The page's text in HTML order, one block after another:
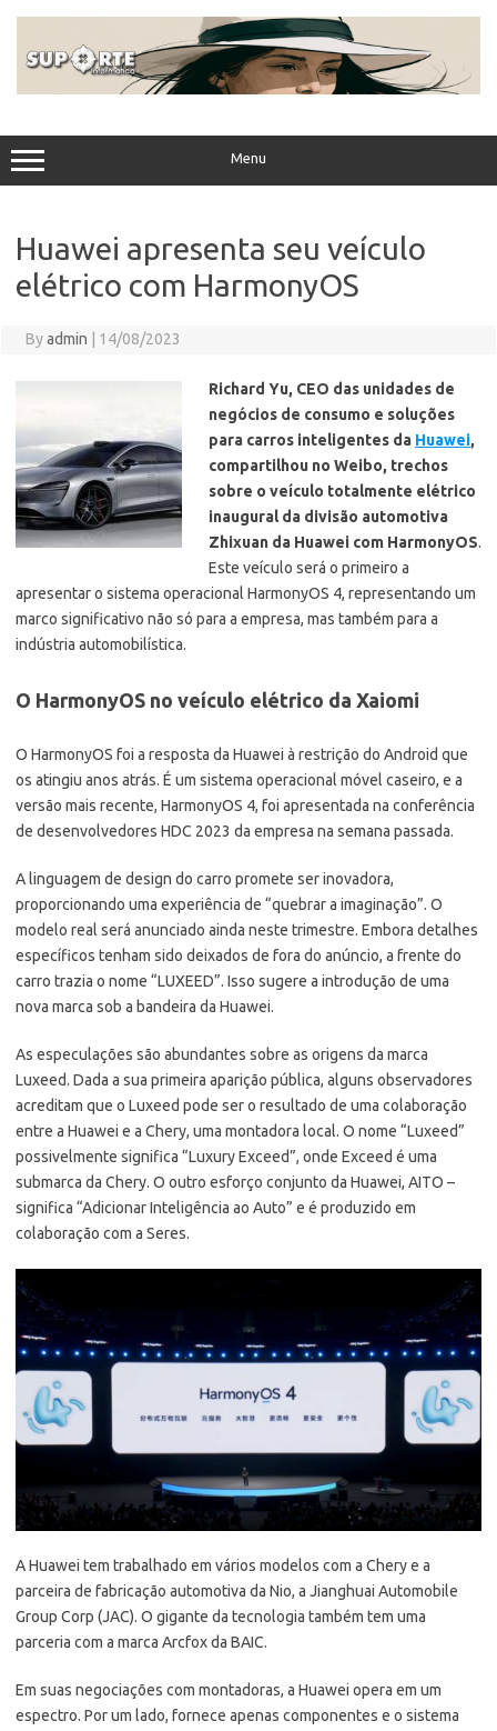
Menu
Huawei apresenta seu veículo
elétrico com HarmonyOS
Byadmin 14/08/2023
Richard Yu, CEO das unidades de
negócios de consumo e soluções
para carros inteligentes da Huawei,
compartilhou no Weibo, trechos
sobre o veículo totalmente elétrico
inaugural da divisão automotiva
Zhixuan da Huawei com HarmonyOS.
Este veículo será o primeiro a
apresentar o sistema operacional HarmonyOS 4, representando um
marco significativo não só para a empresa, mas também para a
indústria automobilística.
O HarmonyOS no veículo elétrico da Xaiomi
O HarmonyOS foi a resposta da Huawei à restrição do Android que
os atingiu anos atrás. É um sistema operacional móvel caseiro, e a
versão mais recente, HarmonyOS 4, foi apresentada na conferência
de desenvolvedores HDC 2023 da empresa na semana passada.
A linguagem de design do carro promete ser inovadora,
proporcionando uma experiência de “quebrar a imaginação”. O
modelo real será anunciado ainda neste trimestre. Embora detalhes
específicos tenham sido deixados de fora do anúncio, a frente do
carro trazia o nome “LUXEED”. Isso sugere a introdução de uma
nova marca sob a bandeira da Huawei.
As especulações são abundantes sobre as origens da marca
Luxeed. Dada a sua primeira aparição pública, alguns observadores
acreditam que o Luxeed pode ser o resultado de uma colaboração
entre a Huawei e a Chery, uma montadora local. O nome “Luxeed”
possivelmente significa “Luxury Exceed”, onde Exceed é uma
submarca da Chery. O outro esforço conjunto da Huawei, AITO –
significa “Adicionar Inteligência ao Auto” e é produzido em
colaboração com a Seres.
A Huawei tem trabalhado em vários modelos com a Chery e a
parceira de fabricação automotiva da Nio, a Jianghuai Automobile
Group Corp (JAC). O gigante da tecnologia também tem uma
parceria com a marca Arcfox da BAIC.
Em suas negociações com montadoras, a Huawei opera em um
espectro. Por um lado, fornece apenas componentes e o sistema